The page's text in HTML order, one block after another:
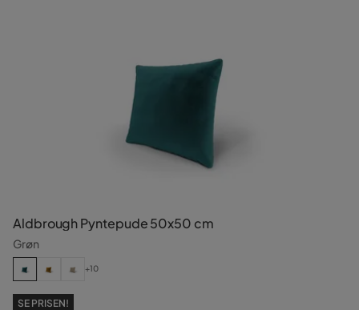
Aldbrough Pyntepude 50x50 cm
Grøn
+10
SE PRISEN!